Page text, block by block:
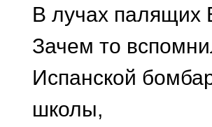
В лучах палящих
Зачем то
Испанской
школы,